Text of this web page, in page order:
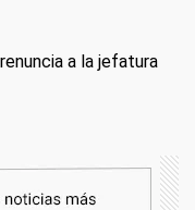
a la jefatura